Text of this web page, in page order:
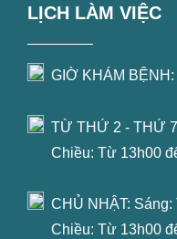
LỊCH LÀM VIỆC
GIỜ KHÁM
TỪ THỨ 2 - THỨ
Chiều: Từ 13h00
CHỦ NHẬT:
Chiều: Từ 13h00